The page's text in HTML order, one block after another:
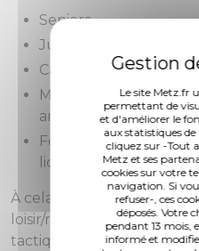
Le site Metz.fr
permettant de
et d'améliorer le
aux statistiques
cliquez sur -Tout
Metz et ses
cookies sur votre
navigation. Si
refuser-, ces
déposés. Votre
pendant 13 mois,
informé et
Seniors
Juniors (moins de 18
Cadets (moins de 16
Moins de 6 ans, 8 ans,
ans de l'École de
Féminines, avec plus
licenciées
À cela s'ajoute les
loisir/rugby à 5, sport
tactique (rugby sans